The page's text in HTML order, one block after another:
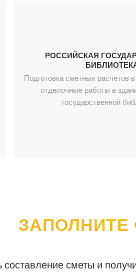
РОССИЙСКАЯ
Подготовка сметных расчетов
отделочные работы в
государственной
ЗАПОЛНИТЕ
составление сметы и